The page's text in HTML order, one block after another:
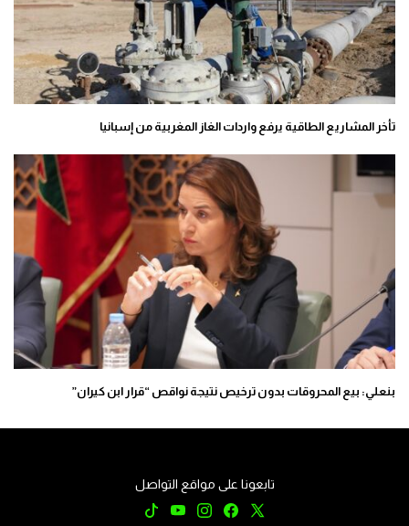
تأخر المشاريع الطاقية يرفع واردات الغاز المغربية من إسبانيا
بنعلي: بيع المحروقات بدون ترخيص نتيجة نواقص “قرار ابن كيران”
تابعونا على مواقع التواصل